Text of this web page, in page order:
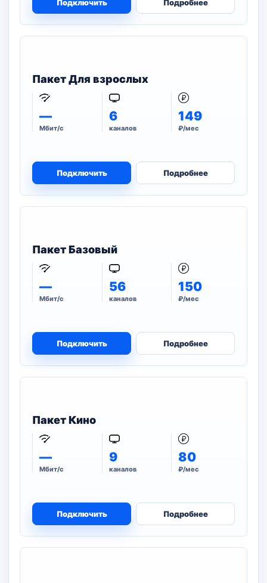
Подключить Подробнее
Пакет Для взрослых
—
Мбит/с
6
каналов
149
₽/мес
Подключить Подробнее
Пакет Базовый
—
Мбит/с
56
каналов
150
₽/мес
Подключить Подробнее
Пакет Кино
—
Мбит/с
9
каналов
80
₽/мес
Подключить Подробнее